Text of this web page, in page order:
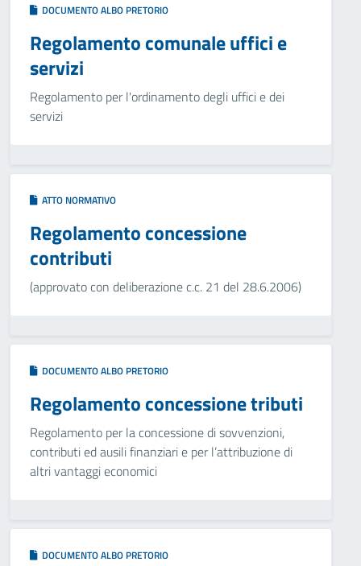
DOCUMENTO ALBO PRETORIO
Regolamento comunale uffici e
servizi
Regolamento per l'ordinamento degli uffici e dei
servizi
ATTO NORMATIVO
Regolamento concessione
contributi
(approvato con deliberazione c.c. 21 del 28.6.2006)
DOCUMENTO ALBO PRETORIO
Regolamento concessione tributi
Regolamento per la concessione di sovvenzioni,
contributi ed ausili finanziari e per l’attribuzione di
altri vantaggi economici
DOCUMENTO ALBO PRETORIO